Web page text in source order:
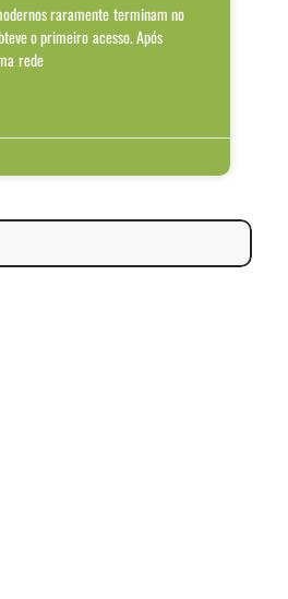
raramente terminam no
o primeiro acesso. Após
rede